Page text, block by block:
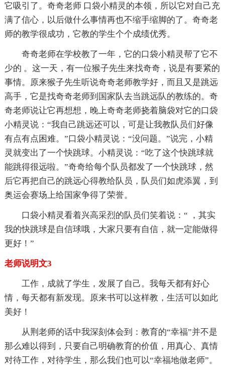
它吸引了。奇奇老师 口袋小精灵的本领，所以它对自己充
满了信心，以后做什么事情再也不缩手缩脚的了。奇奇老
师的教学很成功，它教的学生个个成绩优秀。
奇奇老师在学校教了一年，它的口袋小精灵帮了它不
少的 。这一天，有一位猴子先生来找奇奇，说是有要紧的
事情。原来猴子先生听说奇奇老师教学好，而且又是跳远
高手，它是找奇奇老师到国家队去当跳远队的教练的。奇
奇老师说让它再想想，晚上奇奇老师挠着脑袋对它的口袋
小精灵说：“我自己跳远还可以，可是让我教队员们好像
有点有点困难。”口袋小精灵说：“没问题。”说完，小精
灵就变出了一个快跳球。小精灵说：“吃了这个快跳球就
能跳得很远啦。”奇奇给每个队员都发了一个快跳球，然
后它再把自己的跳远心得教给队员，队员们如虎添翼，到
奥运会赛场上给国家争得了荣誉。
口袋小精灵看着兴高采烈的队员们笑着说：“ ，其实
我的快跳球是自信球哦，大家只要有自信，就一定能做得
更好！”
老师说明文3
工作，成就了学生，发展了自己。我每天都有好心
情，每天都有新发现。原来书可以这样教，生活可以如此
美好！
从荆老师的话中我深刻体会到：教育的“幸福”并不是
那么难以得到，只要自己明确教育的价值，用真心、真情
对待工作，对待学生，那么我们也可以“幸福地做老师”。